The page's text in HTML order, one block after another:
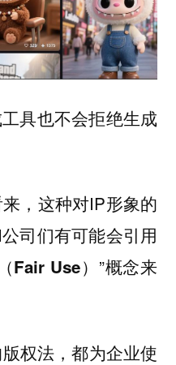
具也不会拒绝生成
，这种对IP形象的
司们有可能会引用
Fair Use） ”概念来
权法，都为企业使